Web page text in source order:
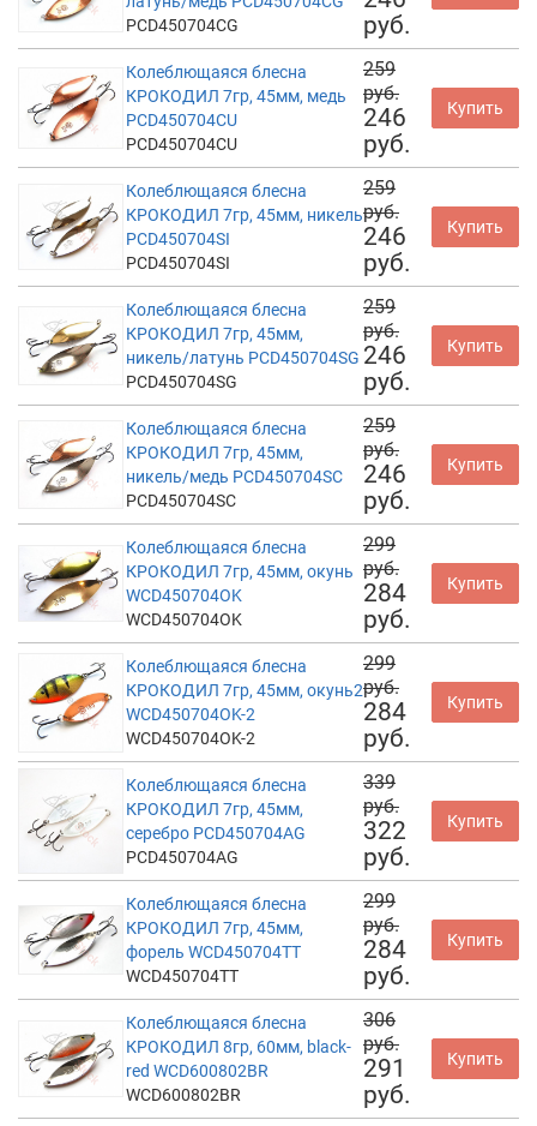
PCD450704CG
руб.
Колеблющаяся блесна
КРОКОДИЛ 7гр, 45мм, медь
PCD450704CU
PCD450704CU
259
руб.
246
руб.
Купить
Колеблющаяся блесна
КРОКОДИЛ 7гр, 45мм, никель
PCD450704SI
PCD450704SI
259
руб.
246
руб.
Купить
Колеблющаяся блесна
КРОКОДИЛ 7гр, 45мм,
никель/латунь PCD450704SG
PCD450704SG
259
руб.
246
руб.
Купить
Колеблющаяся блесна
КРОКОДИЛ 7гр, 45мм,
никель/медь PCD450704SC
PCD450704SC
259
руб.
246
руб.
Купить
Колеблющаяся блесна
КРОКОДИЛ 7гр, 45мм, окунь
WCD450704OK
WCD450704OK
299
руб.
284
руб.
Купить
Колеблющаяся блесна
КРОКОДИЛ 7гр, 45мм, окунь2
WCD450704OK-2
WCD450704OK-2
299
руб.
284
руб.
Купить
Колеблющаяся блесна
КРОКОДИЛ 7гр, 45мм,
серебро PCD450704AG
PCD450704AG
339
руб.
322
руб.
Купить
Колеблющаяся блесна
КРОКОДИЛ 7гр, 45мм,
форель WCD450704TT
WCD450704TT
299
руб.
284
руб.
Купить
Колеблющаяся блесна
КРОКОДИЛ 8гр, 60мм, black-
red WCD600802BR
WCD600802BR
306
руб.
291
руб.
Купить